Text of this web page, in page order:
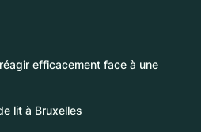
efficacement face à une
lit à Bruxelles